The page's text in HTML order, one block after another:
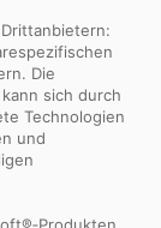
Die
sich durch
Technologien
und